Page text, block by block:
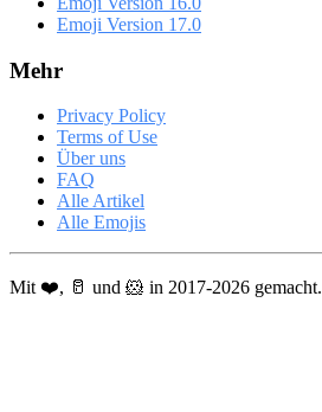
Emoji Version 17.0
Mehr
Privacy Policy
Terms of Use
Über uns
FAQ
Alle Artikel
Alle Emojis
Mit ❤️, 🥛 und 🐹 in 2017-2026 gemacht.